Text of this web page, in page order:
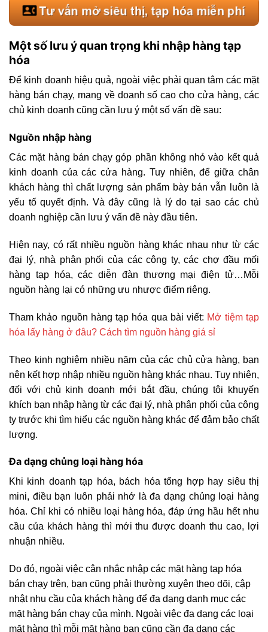
Một số lưu ý quan trọng khi nhập hàng tạp
hóa
Để kinh doanh hiệu quả, ngoài việc phải quan tâm các mặt
hàng bán chạy, mang về doanh số cao cho cửa hàng, các
chủ kinh doanh cũng cần lưu ý một số vấn đề sau:
Nguồn nhập hàng
Các mặt hàng bán chạy góp phần không nhỏ vào kết quả
kinh doanh của các cửa hàng. Tuy nhiên, để giữa chân
khách hàng thì chất lượng sản phẩm bày bán vẫn luôn là
yếu tố quyết định. Và đây cũng là lý do tại sao các chủ
doanh nghiệp cần lưu ý vấn đề này đầu tiên.
Hiện nay, có rất nhiều nguồn hàng khác nhau như từ các
đại lý, nhà phân phối của các công ty, các chợ đầu mối
hàng tạp hóa, các diễn đàn thương mại điện tử…Mỗi
nguồn hàng lại có những ưu nhược điểm riêng.
Tham khảo nguồn hàng tạp hóa qua bài viết: Mở tiệm tạp
hóa lấy hàng ở đâu? Cách tìm nguồn hàng giá sỉ
Theo kinh nghiệm nhiều năm của các chủ cửa hàng, bạn
nên kết hợp nhập nhiều nguồn hàng khác nhau. Tuy nhiên,
đối với chủ kinh doanh mới bắt đầu, chúng tôi khuyến
khích bạn nhập hàng từ các đại lý, nhà phân phối của công
ty trước khi tìm hiểu các nguồn hàng khác để đảm bảo chất
lượng.
Đa dạng chủng loại hàng hóa
Khi kinh doanh tạp hóa, bách hóa tổng hợp hay siêu thị
mini, điều bạn luôn phải nhớ là đa dạng chủng loại hàng
hóa. Chỉ khi có nhiều loại hàng hóa, đáp ứng hầu hết nhu
cầu của khách hàng thì mới thu được doanh thu cao, lợi
nhuận nhiều.
Do đó, ngoài việc cân nhắc nhập các mặt hàng tạp hóa
bán chạy trên, bạn cũng phải thường xuyên theo dõi, cập
nhật nhu cầu của khách hàng để đa dạng danh mục các
mặt hàng bán chạy của mình. Ngoài việc đa dạng các loại
mặt hàng thì mỗi mặt hàng bạn cũng cần đa dạng các